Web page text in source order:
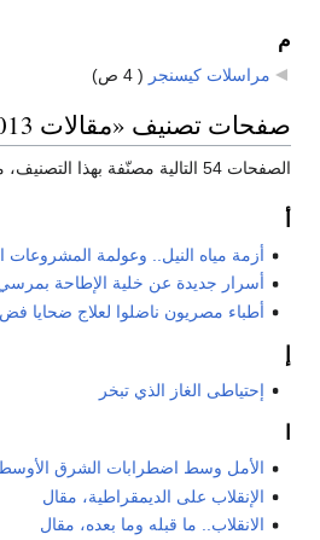
م
مراسلات كيسنجر ( 4 ص)
صفحات تصنيف «مقالات 2013»
الصفحات 54 التالية مصنّفة بهذا التصنيف، من إجمالي 54.
أزمة مياه النيل.. وعولمة المشروعات
أسرار جديدة عن خلية الإطاحة
أطباء مصريون ناضلوا لعلاج ضحايا
إ
إحتياطى الغاز الذي تبخر
الأمل وسط اضطرابات الشرق
الإنقلاب على الديمقراطية، مقال
الانقلاب.. ما قبله وما بعده، مقال